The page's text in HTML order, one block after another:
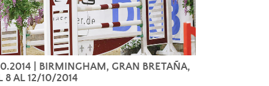
| BIRMINGHAM, GRAN BRETAÑA,
8 AL 12/10/2014